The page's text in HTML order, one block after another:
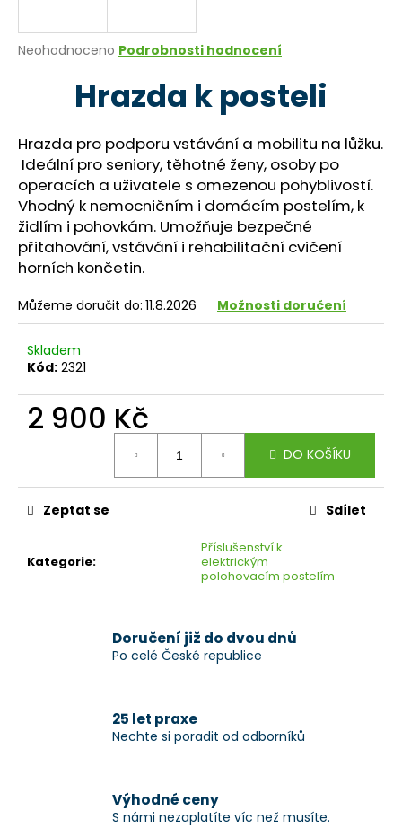
Průměrné
z
5
hvězdiček.
Neohodnoceno Podrobnosti hodnocení
Hrazda k posteli
Hrazda pro podporu vstávání a mobilitu na lůžku.
Ideální pro seniory, těhotné ženy, osoby po
operacích a uživatele s omezenou pohyblivostí.
Vhodný k nemocničním i domácím postelím, k
židlím i pohovkám. Umožňuje bezpečné
přitahování, vstávání i rehabilitační cvičení
horních končetin.
Můžeme doručit do: 11.8.2026 Možnosti doručení
Skladem
Kód: 2321
2 900 Kč
DO KOŠÍKU
Kategorie:
Příslušenství k
elektrickým
polohovacím postelím
Zeptat se Sdílet
Doručení již do dvou dnů
Po celé České republice
25 let praxe
Nechte si poradit od odborníků
Výhodné ceny
S námi nezaplatíte víc než musíte.
j
HLEDAT
o
p
o
u
m
e